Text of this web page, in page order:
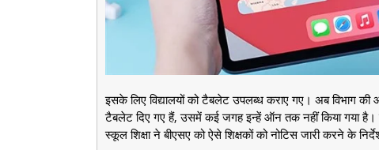
इसके लिए विद्यालयों को टैबलेट उपलब्ध कराए गए। अब विभाग की
टैबलेट दिए गए हैं, उसमें कई जगह इन्हें ऑन तक नहीं किया गया
स्कूल शिक्षा ने बीएसए को ऐसे शिक्षकों को नोटिस जारी करने के